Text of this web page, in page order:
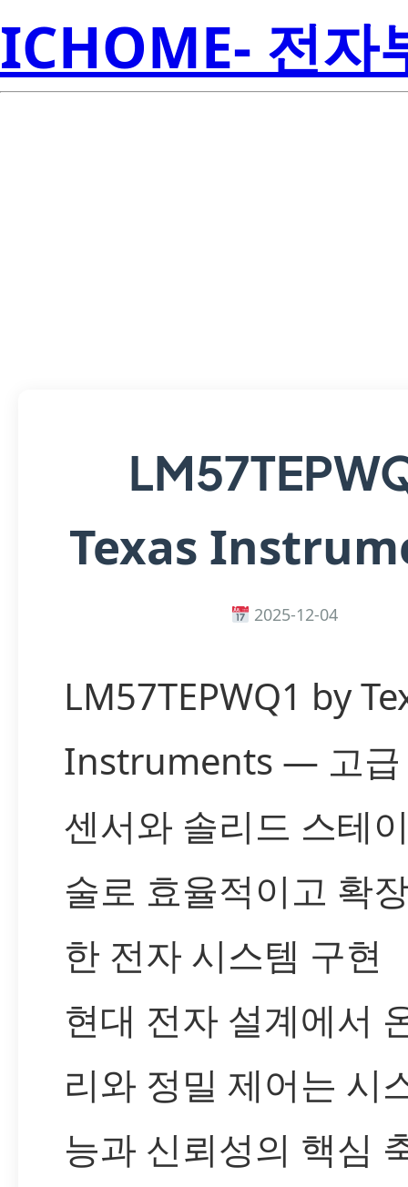
ICHOME- 전자
Texas
2025-12-04
LM57TEPWQ1 by
Instruments — 고급
센서와 솔리드 스테
술로 효율적이고 확
한 전자 시스템 구현
현대 전자 설계에서
리와 정밀 제어는 시
능과 신뢰성의 핵심